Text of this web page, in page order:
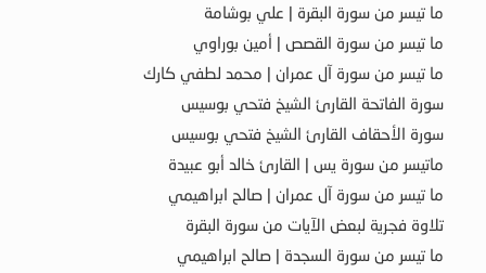
ما تيسر من سورة البقرة | علي بوشامة
ما تيسر من سورة القصص | أمين بوراوي
ما تيسر من سورة آل عمران | محمد لطفي كارك
سورة الفاتحة القارئ الشيخ فتحي بوسيس
سورة الأحقاف القارئ الشيخ فتحي بوسيس
ماتيسر من سورة يس | القارئ خالد أبو عبيدة
ما تيسر من سورة آل عمران | صالح ابراهيمي
تلاوة فجرية لبعض الآيات من سورة البقرة
ما تيسر من سورة السجدة | صالح ابراهيمي